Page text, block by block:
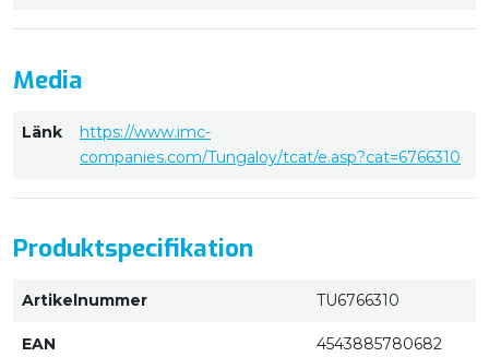
Media
Länk
https://www.imc-
companies.com/Tungaloy/tcat/e.asp?cat=6766310
Produktspecifikation
Artikelnummer TU6766310
EAN 4543885780682